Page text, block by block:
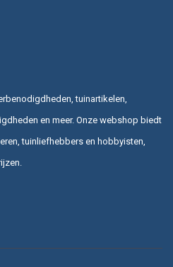
tuinartikelen,
en meer. Onze webshop biedt
tuinliefhebbers en hobbyisten,